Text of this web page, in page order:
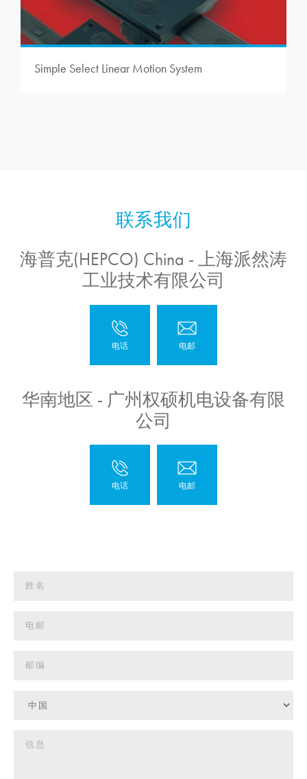
Simple Select Linear Motion System
海普克(HEPCO) China - 上海派然涛
工业技术有限公司
华南地区 - 广州权硕机电设备有限
公司